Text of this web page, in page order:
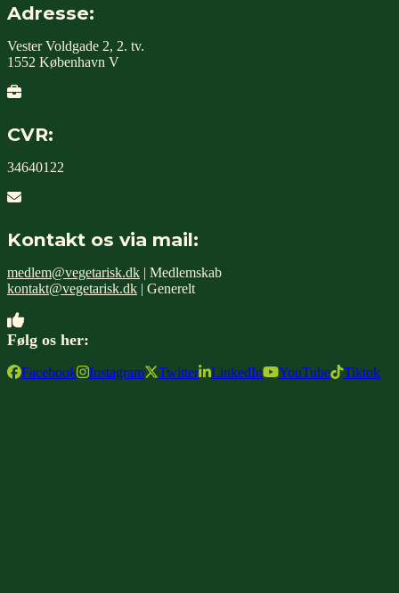
Adresse:
Vester Voldgade 2, 2. tv.
1552 København V
CVR:
34640122
Kontakt os via mail:
medlem@vegetarisk.dk | Medlemskab
kontakt@vegetarisk.dk | Generelt
Følg os her:
Facebook Instagram Twitter LinkedIn YouTube Tiktok